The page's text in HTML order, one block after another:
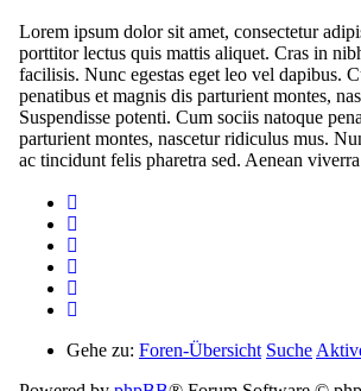
Lorem ipsum dolor sit amet, consectetur
porttitor lectus quis mattis aliquet. Cras in
facilisis. Nunc egestas eget leo vel dapibus.
penatibus et magnis dis parturient montes,
Suspendisse potenti. Cum sociis natoque
parturient montes, nascetur ridiculus mus.
ac tincidunt felis pharetra sed. Aenean
Gehe zu: Foren-Übersicht Suche